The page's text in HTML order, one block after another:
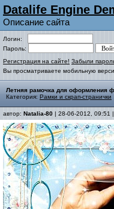
Datalife Engine
Описание сайта
Логин:
Пароль:
Регистрация на сайте! Забыли
Вы просматриваете мобильную
Летняя рамочка для оформления
Категория: Рамки и скрап-странички
автор: Natalia-80 | 28-06-2012, 09:51